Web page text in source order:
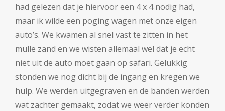
had gelezen dat je hiervoor een 4 x 4 nodig had,
maar ik wilde een poging wagen met onze eigen
auto’s. We kwamen al snel vast te zitten in het
mulle zand en we wisten allemaal wel dat je echt
niet uit de auto moet gaan op safari. Gelukkig
stonden we nog dicht bij de ingang en kregen we
hulp. We werden uitgegraven en de banden werden
wat zachter gemaakt, zodat we weer verder konden